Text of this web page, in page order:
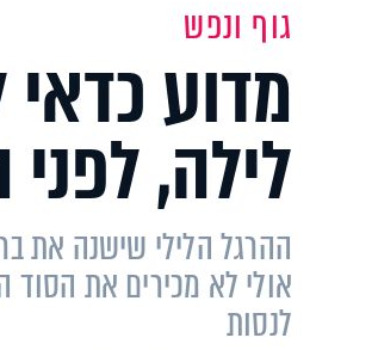
גוף ונפש
מדוע
לילה,
ההרגל הלילי שישנה את
אולי לא מכירים את
לנסות